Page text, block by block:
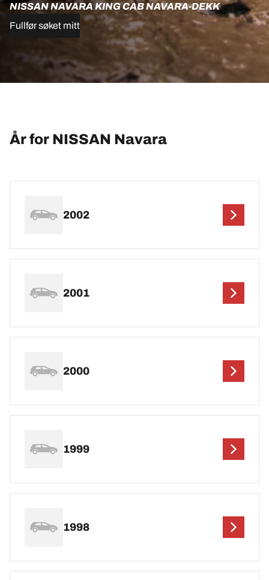
NISSAN NAVARA KING CAB NAVARA-DEKK
Fullfør søket mitt
År for NISSAN Navara
2002
2001
2000
1999
1998